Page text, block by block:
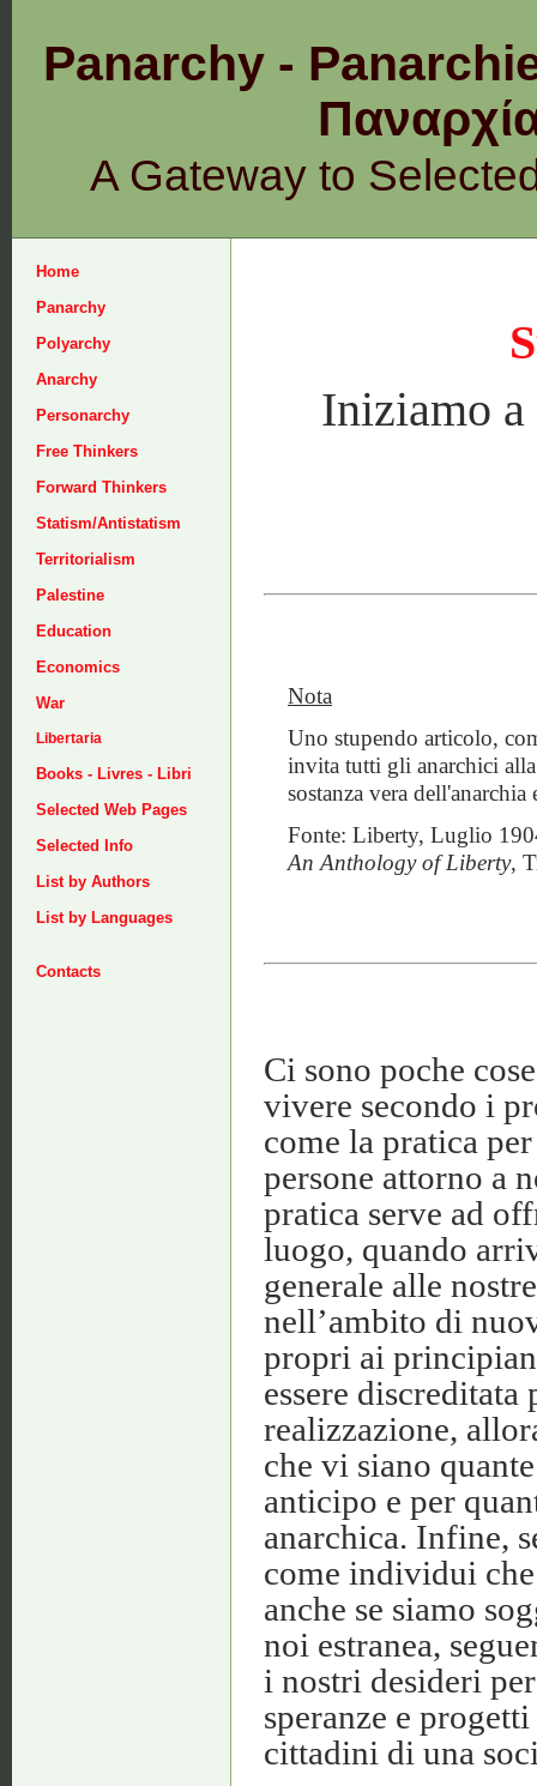
Panarchy -
A Gateway to
Home
Panarchy
Polyarchy
Anarchy
Personarchy
Free Thinkers
Forward Thinkers
Statism/Antistatism
Territorialism
Palestine
Education
Economics
War
Libertaria
Books - Livres - Libri
Selected Web Pages
Selected Info
List by Authors
List by Languages
Contacts
Iniziamo a
Nota
Uno stupendo articolo,
invita tutti gli anarchici alla
sostanza vera
Fonte: Liberty, Luglio
An Anthology of Liberty,
Ci sono poche
vivere secondo i
come la pratica
persone attorno a
pratica serve ad
luogo, quando
generale alle
nell’ambito di
propri ai
essere
realizzazione,
che vi siano
anticipo e per
anarchica. Infine,
come individui
anche se siamo
noi estranea,
i nostri desideri
speranze e
cittadini di una